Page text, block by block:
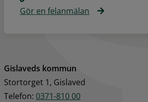
Gör en felanmälan
Gislaveds kommun
Stortorget 1, Gislaved
Telefon: 0371-810 00